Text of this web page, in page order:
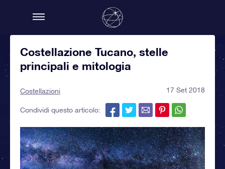
Costellazione Tucano, stelle
principali e mitologia
Costellazioni 17 Set 2018
Condividi questo articolo: